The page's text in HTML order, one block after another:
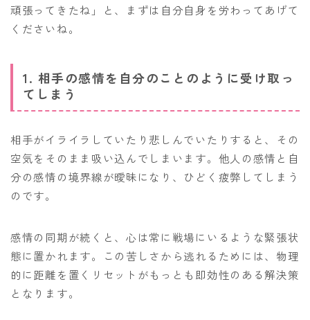
頑張ってきたね」と、まずは自分自身を労わってあげて
くださいね。
1. 相手の感情を自分のことのように受け取っ
てしまう
相手がイライラしていたり悲しんでいたりすると、その
空気をそのまま吸い込んでしまいます。他人の感情と自
分の感情の境界線が曖昧になり、ひどく疲弊してしまう
のです。
感情の同期が続くと、心は常に戦場にいるような緊張状
態に置かれます。この苦しさから逃れるためには、物理
的に距離を置くリセットがもっとも即効性のある解決策
となります。